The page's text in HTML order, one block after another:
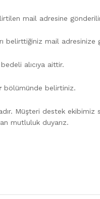
mail adresine
belirttiğiniz mail adresinize
alıcıya aittir.
bölümünde belirtiniz.
Müşteri destek
mutluluk duyarız.